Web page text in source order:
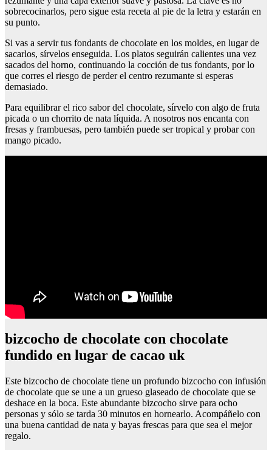
sobrecocinarlos, pero sigue esta receta al pie de la letra y estarán en
su punto.
Si vas a servir tus fondants de chocolate en los moldes, en lugar de
sacarlos, sírvelos enseguida. Los platos seguirán calientes una vez
sacados del horno, continuando la cocción de tus fondants, por lo
que corres el riesgo de perder el centro rezumante si esperas
demasiado.
Para equilibrar el rico sabor del chocolate, sírvelo con algo de fruta
picada o un chorrito de nata líquida. A nosotros nos encanta con
fresas y frambuesas, pero también puede ser tropical y probar con
mango picado.
bizcocho de chocolate con chocolate
fundido en lugar de cacao uk
Este bizcocho de chocolate tiene un profundo bizcocho con infusión
de chocolate que se une a un grueso glaseado de chocolate que se
deshace en la boca. Este abundante bizcocho sirve para ocho
personas y sólo se tarda 30 minutos en hornearlo. Acompáñelo con
una buena cantidad de nata y bayas frescas para que sea el mejor
regalo.